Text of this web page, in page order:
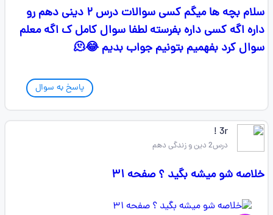
سلام بچه ها میگم کسی سوالات درس ۲ دینی دهم رو
داره اگه کسی داره بفرسته لطفا سوال کامل ک اگه معلم
سوال کرد بفهمیم بتونیم جواب بدیم 😂🫠
پاسخ به سوال
3r ‌!
درس2 دین و زندگی دهم
خلاصه شو میشه بگید ؟ صفحه ۳۱